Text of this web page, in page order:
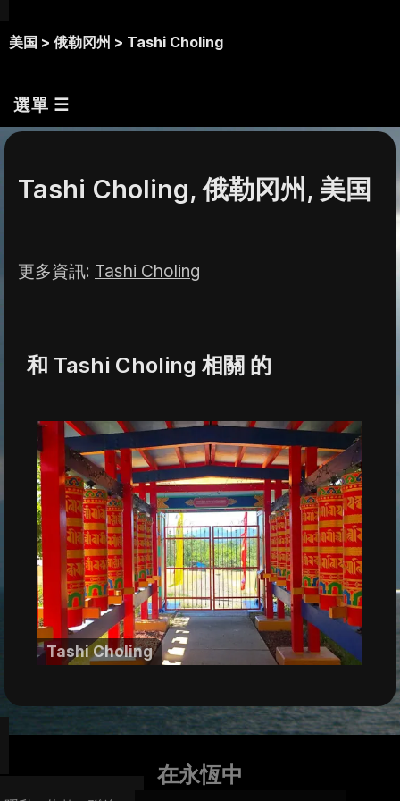
美国 > 俄勒冈州 > Tashi Choling
選單 ☰
Tashi Choling, 俄勒冈州, 美国
更多資訊: Tashi Choling
和 Tashi Choling 相關 的
Tashi Choling
在永恆中